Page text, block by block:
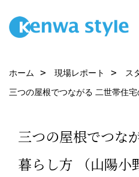
ホーム 現場レポート ス
三つの屋根でつながる 二世帯住宅
三つの屋根でつな
暮らし方 （山陽小